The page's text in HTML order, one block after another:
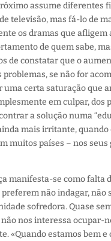
assume diferentes
televisão, mas fá-lo de
os dramas que
de quem sabe,
de constatar que o
problemas, se não for
uma certa saturação que
em culpar, dos
a solução numa
mais irritante,
muitos países – nos
manifesta-se como falta
não indagar,
sofredora. Quase
nos interessa ocupar-
«Quando estamos bem